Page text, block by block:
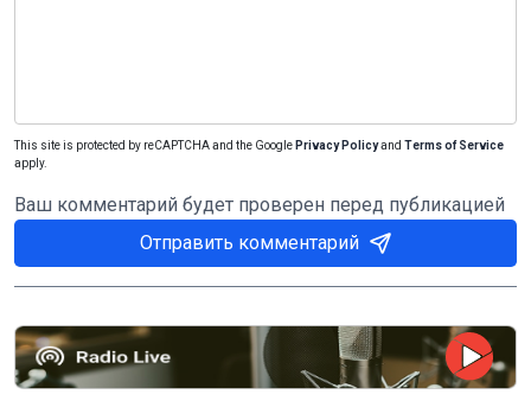
This site is protected by reCAPTCHA and the Google Privacy Policyand Terms of Service
apply.
Ваш комментарий будет проверен перед публикацией
Отправить комментарий